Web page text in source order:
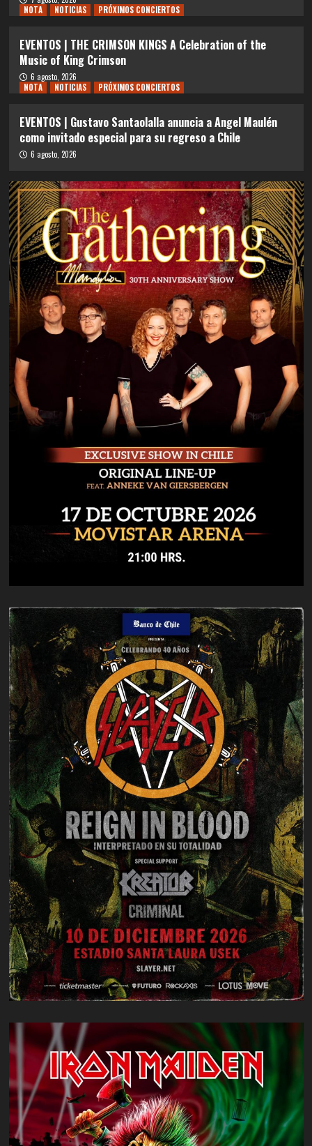
NOTA
NOTICIAS PRÓXIMOS CONCIERTOS
EVENTOS | THE CRIMSON KINGS A Celebration of the
Music of King Crimson
6 agosto, 2026
NOTA
NOTICIAS PRÓXIMOS CONCIERTOS
EVENTOS | Gustavo Santaolalla anuncia a Angel Maulén
como invitado especial para su regreso a Chile
6 agosto, 2026